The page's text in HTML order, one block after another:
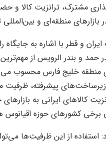
مشترک، ترانزیت کالا و
بازارهای منطقه‌ای و
و قطر با اشاره به جایگاه
حمد و بندر الرویس از مهم‌ترین
منطقه خلیج فارس محسوب
زیرساخت‌های پیشرفته، ظرفیت
کالاهای ایرانی به
برخی کشورهای حوزه اقیانوس
استفاده از این ظرفیت‌ها